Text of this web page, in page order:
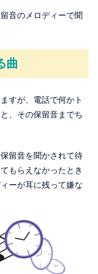
音のメロディーで聞
曲
すが、電話で何かト
、その保留音までち
留音を聞かされて待
もらえなかったとき
ーが耳に残って嫌な